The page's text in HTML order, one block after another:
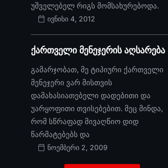
უშველებელ რიგს მომსახურებოდა.
ივნისი 4, 2012
ქართველი მენეჯერის აღსარება
გამარჯობათ, მე ტიპიური ქართველი
მენეჯერი ვარ მისთვის
დამახასიათებელი დადებითი და
უარყოფითი თვისებებით. მეც მინდა,
რომ სწრაფად მივაღწიო დიდ
წარმატებებს და
ნოემბერი 2, 2009